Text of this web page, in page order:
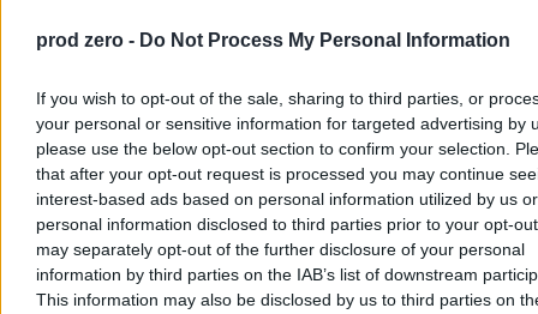
prod zero - Do Not Process My Personal Information
If you wish to opt-out of the sale, sharing to third parties, or
your personal or sensitive information for targeted advertising by
please use the below opt-out section to confirm your selection.
that after your opt-out request is processed you may continue
interest-based ads based on personal information utilized by us or
personal information disclosed to third parties prior to your opt-
may separately opt-out of the further disclosure of your personal
information by third parties on the IAB’s list of downstream
This information may also be disclosed by us to third parties on
Dzisiaj 15:29
3 min
Reklama
Reklama